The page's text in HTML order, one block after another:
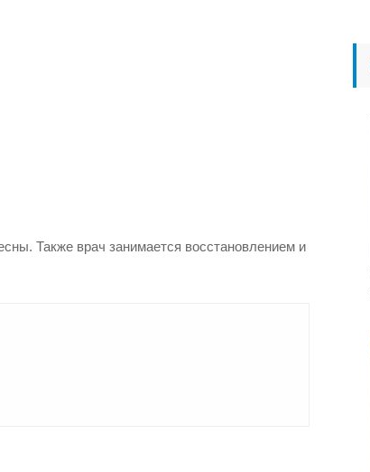
Также врач занимается восстановлением и